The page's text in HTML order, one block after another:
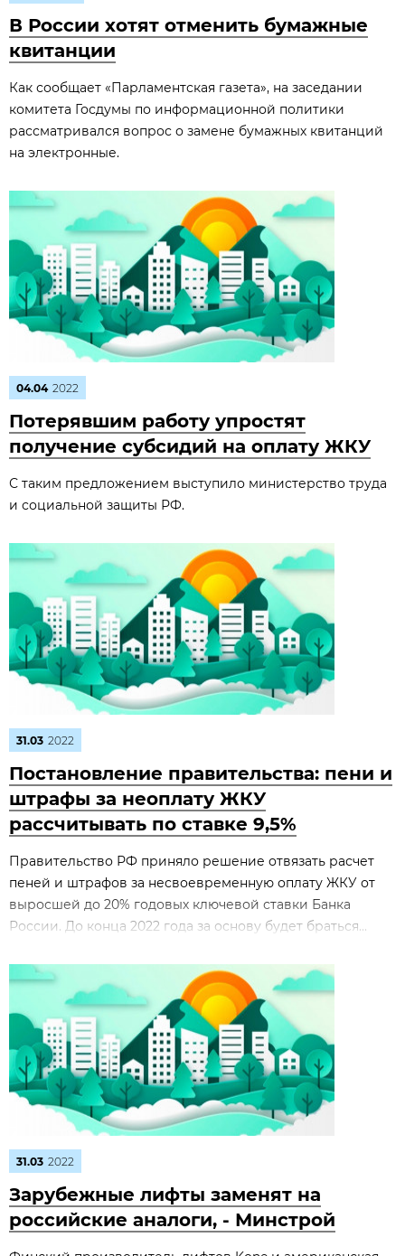
В России хотят отменить бумажные
квитанции
Как сообщает «Парламентская газета», на заседании
комитета Госдумы по информационной политики
рассматривался вопрос о замене бумажных квитанций
на электронные.
04.04 2022
Потерявшим работу упростят
получение субсидий на оплату ЖКУ
С таким предложением выступило министерство труда
и социальной защиты РФ.
31.03 2022
Постановление правительства: пени и
штрафы за неоплату ЖКУ
рассчитывать по ставке 9,5%
Правительство РФ приняло решение отвязать расчет
пеней и штрафов за несвоевременную оплату ЖКУ от
выросшей до 20% годовых ключевой ставки Банка
России. До конца 2022 года за основу будет браться...
31.03 2022
Зарубежные лифты заменят на
российские аналоги, - Минстрой